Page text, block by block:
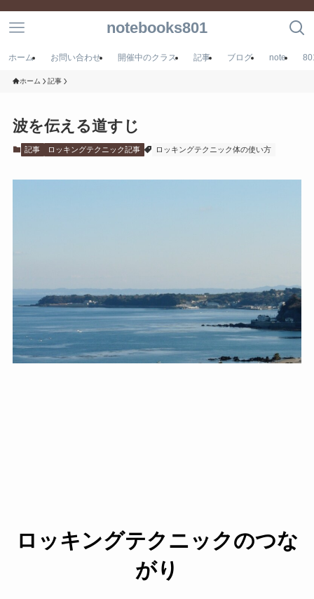
notebooks801
ホーム お問い合わせ 開催中のクラス 記事 ブログ note
ホーム 記事
波を伝える道すじ
記事 ロッキングテクニック記事 ロッキングテクニック体の使い方
ロッキングテクニックのつな
がり